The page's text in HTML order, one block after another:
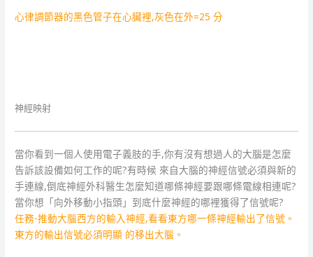
心律調節器的黑色管子在心臟裡,灰色在外=25 分
神經映射
當你看到一個人使用電子義肢的手,你有沒有想過人的大腦是怎麼
告訴該設備如何工作的呢?有時候 來自大腦的神經信號必須與新的
手連線,倒底神經外科醫生怎麼知道哪條神經要跟哪條電線相連呢?
當你想「向外移動小指頭」到底什麼神經的哪裡獲得了信號呢?
任務-推動大腦西方的輸入神經,看看東方哪一條神經輸出了信號。
東方的輸出信號必須明顯 的移出大腦。